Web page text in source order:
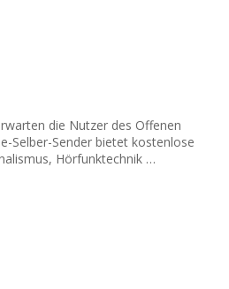
die Nutzer des Offenen
Selber-Sender bietet kostenlose
Hörfunktechnik …